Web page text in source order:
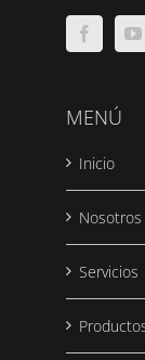
MENÚ
Inicio
Nosotros
Servicios